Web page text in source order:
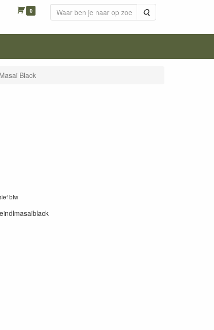
0 Zoeken
Black
btw